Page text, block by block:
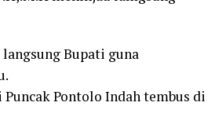
Bupati guna
Pontolo Indah tembus di